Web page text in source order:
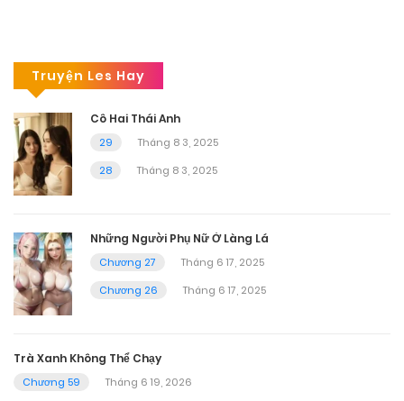
Truyện Les Hay
Cô Hai Thái Anh
29
Tháng 8 3, 2025
28
Tháng 8 3, 2025
Những Người Phụ Nữ Ở Làng Lá
Chương 27
Tháng 6 17, 2025
Chương 26
Tháng 6 17, 2025
Trà Xanh Không Thể Chạy
Chương 59
Tháng 6 19, 2026